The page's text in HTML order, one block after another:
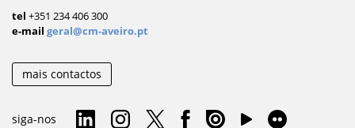
tel +351 234 406 300
e-mail geral@cm-aveiro.pt
mais contactos
siga-nos